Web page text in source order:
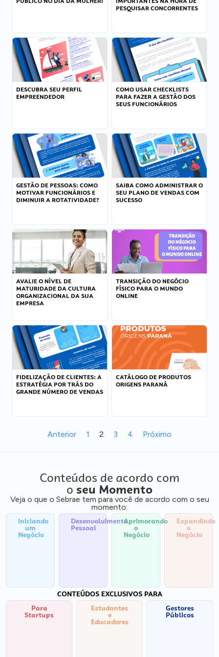
PESQUISAR CONCORRENTES
DESCUBRA SEU PERFIL
EMPREENDEDOR
COMO USAR CHECKLISTS
PARA FAZER A GESTÃO DOS
SEUS FUNCIONÁRIOS
GESTÃO DE PESSOAS: COMO
MOTIVAR FUNCIONÁRIOS E
DIMINUIR A ROTATIVIDADE?
SAIBA COMO ADMINISTRAR O
SEU PLANO DE VENDAS COM
SUCESSO
AVALIE O NÍVEL DE
MATURIDADE DA CULTURA
ORGANIZACIONAL DA SUA
EMPRESA
TRANSIÇÃO DO NEGÓCIO
FÍSICO PARA O MUNDO
ONLINE
FIDELIZAÇÃO DE CLIENTES: A
ESTRATÉGIA POR TRÁS DO
GRANDE NÚMERO DE VENDAS
CATÁLOGO DE PRODUTOS
ORIGENS PARANÁ
Anterior 1 2 3 4 Próximo
Conteúdos de acordo com
o seu Momento
Veja o que o Sebrae tem para você de acordo com o seu
momento:
Iniciando
um
Negócio
Desenvolvimento
Pessoal
Aprimorando
o
Negócio
Expandindo
o
Negócio
CONTEÚDOS EXCLUSIVOS PARA
Para
Startups
Estudantes
e
Educadores
Gestores
Públicos